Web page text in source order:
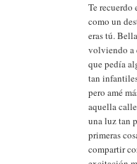
Te recuerdo
como un
eras tú.
volviendo a
que pedía
tan
pero amé
aquella
una luz tan
primeras
compartir